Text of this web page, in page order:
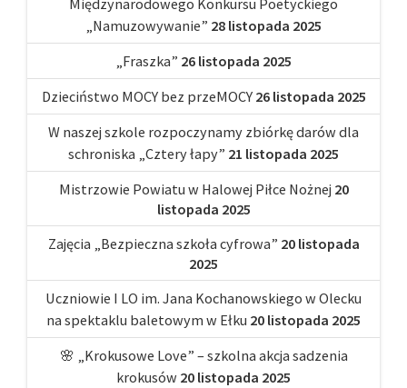
Międzynarodowego Konkursu Poetyckiego
„Namuzowywanie” 28 listopada 2025
„Fraszka” 26 listopada 2025
Dzieciństwo MOCY bez przeMOCY 26 listopada 2025
W naszej szkole rozpoczynamy zbiórkę darów dla
schroniska „Cztery łapy” 21 listopada 2025
Mistrzowie Powiatu w Halowej Piłce Nożnej 20
listopada 2025
Zajęcia „Bezpieczna szkoła cyfrowa” 20 listopada
2025
Uczniowie I LO im. Jana Kochanowskiego w Olecku
na spektaklu baletowym w Ełku 20 listopada 2025
🌸 „Krokusowe Love” – szkolna akcja sadzenia
krokusów 20 listopada 2025